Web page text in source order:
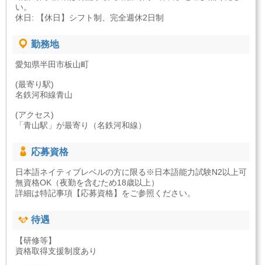
い。
休日: 【休日】シフト制、完全週休2日制
勤務地
愛知県半田市板山町
(最寄り駅)
名鉄河和線青山
(アクセス)
「青山駅」が最寄り（名鉄河和線）
応募資格
日本語ネイティブレベルの方に限る※日本語能力試験N2以上可
無資格OK（夜勤を含むため18歳以上）
詳細は特記事項【応募資格】をご参照ください。
待遇
【研修等】
資格取得支援制度あり